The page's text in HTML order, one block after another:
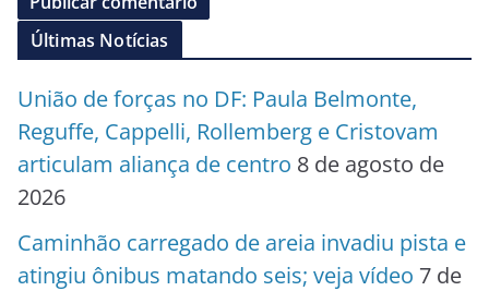
Últimas Notícias
União de forças no DF: Paula Belmonte,
Reguffe, Cappelli, Rollemberg e Cristovam
articulam aliança de centro 8 de agosto de
2026
Caminhão carregado de areia invadiu pista e
atingiu ônibus matando seis; veja vídeo 7 de